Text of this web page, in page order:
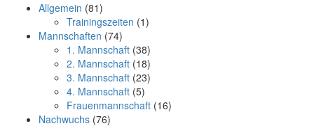
Allgemein (81)
Trainingszeiten (1)
Mannschaften (74)
1. Mannschaft (38)
2. Mannschaft (18)
3. Mannschaft (23)
4. Mannschaft (5)
Frauenmannschaft (16)
Nachwuchs (76)